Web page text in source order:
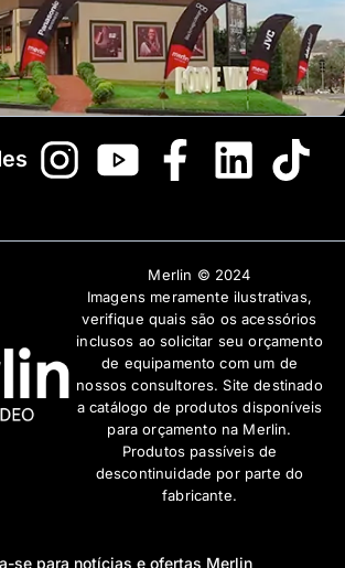
se para notícias e ofertas Merlin
Merlin © 2024
Imagens meramente ilustrativas,
verifique quais são os acessórios
inclusos ao solicitar seu orçamento
de equipamento com um de
nossos consultores. Site destinado
a catálogo de produtos disponíveis
para orçamento na Merlin.
Produtos passíveis de
descontinuidade por parte do
fabricante.